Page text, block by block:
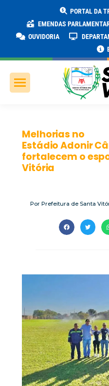
PORTAL DA
EMENDAS
OUVIDORIA
Melhorias no
Estádio Adonir
fortalecem o
Vitória
PorPrefeitura de Santa